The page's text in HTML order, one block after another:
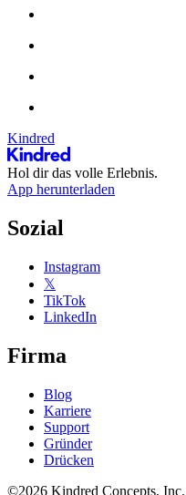
Kindred
Hol dir das volle Erlebnis.
App herunterladen
Sozial
Instagram
𝕏
TikTok
LinkedIn
Firma
Blog
Karriere
Support
Gründer
Drücken
©2026 Kindred Concepts,